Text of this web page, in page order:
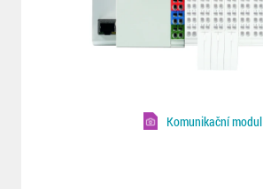
Komunikační modul